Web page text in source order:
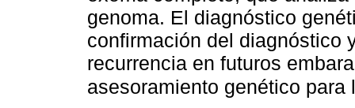
genoma. El diagnóstico
confirmación del diagnóstico
recurrencia en futuros
asesoramiento genético